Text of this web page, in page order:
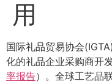
用
国际礼品贸易协会
化的礼品企业采购商开
率报告）。全球工艺品